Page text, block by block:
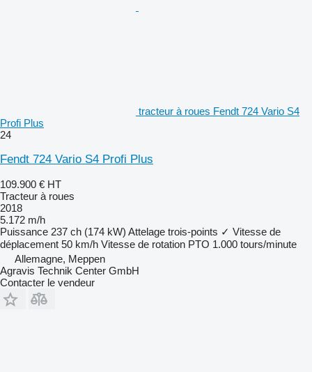
tracteur à roues Fendt 724 Vario S4
Profi Plus
24
Fendt 724 Vario S4 Profi Plus
109.900 € HT
Tracteur à roues
2018
5.172 m/h
Puissance 237 ch (174 kW) Attelage trois-points ✓ Vitesse de
déplacement 50 km/h Vitesse de rotation PTO 1.000 tours/minute
Allemagne, Meppen
Agravis Technik Center GmbH
Contacter le vendeur